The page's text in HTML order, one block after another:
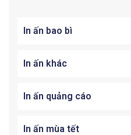
In ấn bao bì
In ấn khác
In ấn quảng cáo
In ấn mùa tết